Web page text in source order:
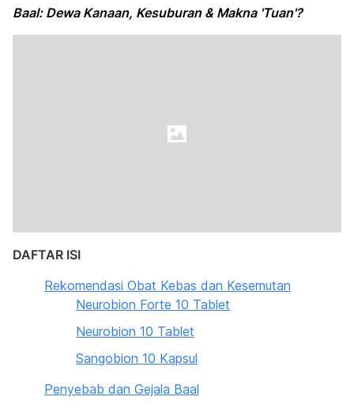
Baal: Dewa Kanaan, Kesuburan & Makna 'Tuan'?
DAFTAR ISI
Rekomendasi Obat Kebas dan Kesemutan
Neurobion Forte 10 Tablet
Neurobion 10 Tablet
Sangobion 10 Kapsul
Penyebab dan Gejala Baal